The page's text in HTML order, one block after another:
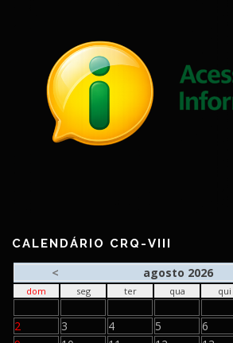
CALENDÁRIO CRQ-VIII
< agosto 2026
dom seg ter qua qui
2
3 4 5 6